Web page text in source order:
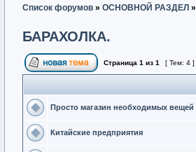
Список форумов » ОСНОВНОЙ РАЗДЕЛ »
БАРАХОЛКА.
Страница 1 из 1 [ Тем: 4 ]
Просто магазин необходимых вещей
Китайские предприятия